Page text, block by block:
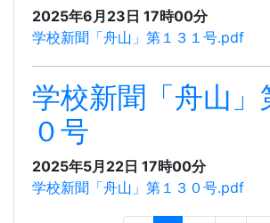
2025年6月23日 17時00分
学校新聞「舟山」第１３１号.pdf
学校新聞「舟山」
０号
2025年5月22日 17時00分
学校新聞「舟山」第１３０号.pdf